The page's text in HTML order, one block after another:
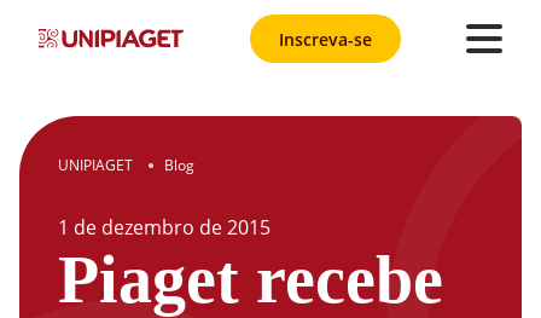
Inscreva-se
UNIPIAGET ● Blog
1 de dezembro de2015
Piaget recebe